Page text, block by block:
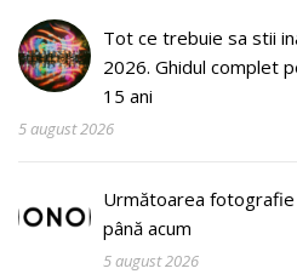
Tot ce trebuie sa stii
2026. Ghidul complet
15 ani
5 august 2026
Următoarea
până acum
5 august 2026